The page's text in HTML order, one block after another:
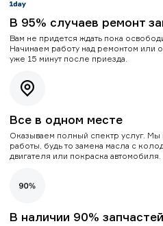
В 95% случаев ремонт
Вам не придется ждать пока
Начинаем работу над ремонтом или
уже 15 минут после приезда.
Все в одном месте
Оказываем полный спектр услуг. Мы
работы, будь то замена масла с
двигателя или покраска автомобиля.
В наличии 90% запчастей